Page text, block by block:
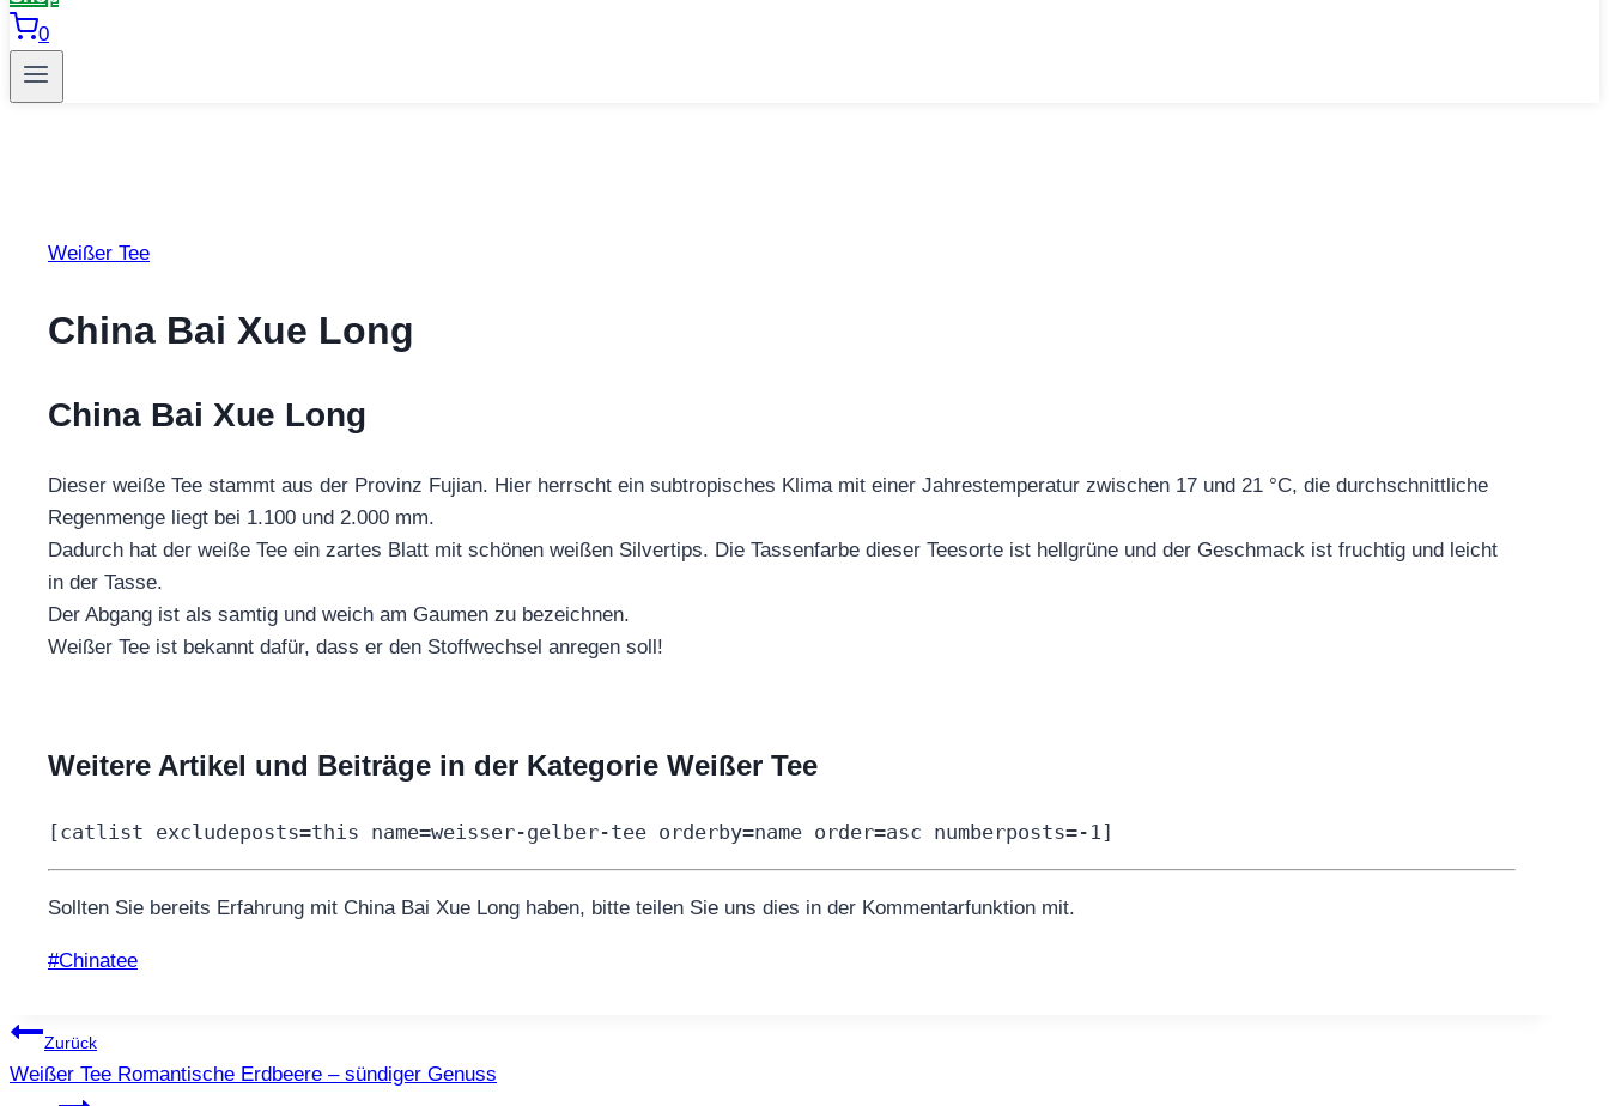
0
Weißer Tee
China Bai Xue Long
China Bai Xue Long
Dieser weiße Tee stammt aus der Provinz Fujian. Hier herrscht ein subtropisches Klima mit einer Jahrestemperatur zwischen 17 und 21 °C, die durchschnittliche
Regenmenge liegt bei 1.100 und 2.000 mm.
Dadurch hat der weiße Tee ein zartes Blatt mit schönen weißen Silvertips. Die Tassenfarbe dieser Teesorte ist hellgrüne und der Geschmack ist fruchtig und leicht
in der Tasse.
Der Abgang ist als samtig und weich am Gaumen zu bezeichnen.
Weißer Tee ist bekannt dafür, dass er den Stoffwechsel anregen soll!
Weitere Artikel und Beiträge in der Kategorie Weißer Tee
[catlist excludeposts=this name=weisser-gelber-tee orderby=name order=asc numberposts=-1]
Sollten Sie bereits Erfahrung mit China Bai Xue Long haben, bitte teilen Sie uns dies in der Kommentarfunktion mit.
Schlagworte:
#Chinatee
Beitragsnavigation
Zurück
Weißer Tee Romantische Erdbeere – sündiger Genuss